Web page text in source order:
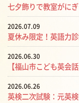
七夕飾りで教室がに
2026.07.09
夏休み限定！英語力
2026.06.30
【福山市こども英会
2026.06.26
英検二次試験：元英